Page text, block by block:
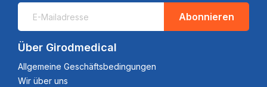
Abonnieren
Über Girodmedical
Allgemeine Geschäftsbedingungen
Wir über uns